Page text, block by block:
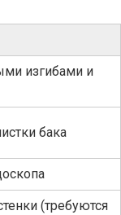
изгибами и
бака
(требуются